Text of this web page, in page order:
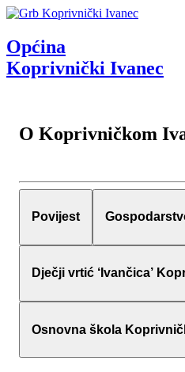
Općina
Koprivnički Ivanec
O Koprivničkom
Povijest
Dječji vrtić ‘Ivančica’
Osnovna škola